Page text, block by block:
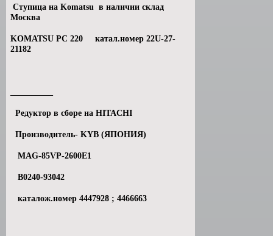
Ступица на Komatsu в наличии склад
Москва
KOMATSU PC 220 катал.номер 22U-27-
21182
Редуктор в сборе на HITACHI
Производитель- KYB (ЯПОНИЯ)
MAG-85VP-2600E1
B0240-93042
каталож.номер 4447928 ; 4466663